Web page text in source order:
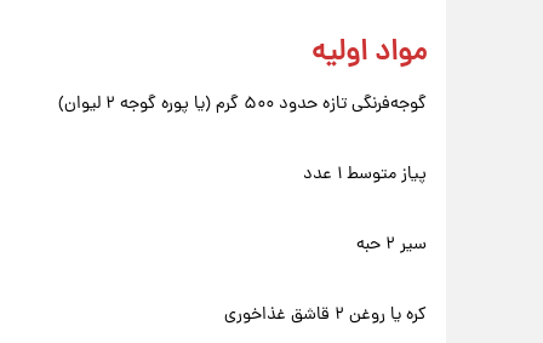
مواد اولیه
گوجه‌فرنگی تازه حدود ۵۰۰ گرم (یا پوره گوجه ۲ لیوان)
پیاز متوسط ۱ عدد
سیر ۲ حبه
کره یا روغن ۲ قاشق غذاخوری